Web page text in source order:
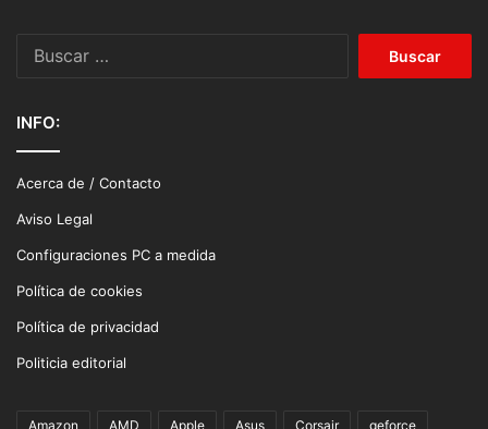
INFO:
Acerca de / Contacto
Aviso Legal
Configuraciones PC a medida
Política de cookies
Política de privacidad
Politicia editorial
Amazon AMD Apple Asus Corsair geforce